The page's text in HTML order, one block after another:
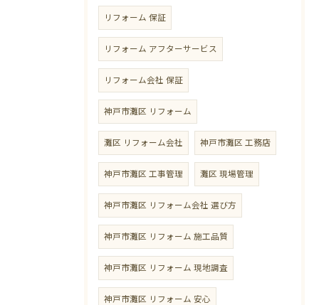
リフォーム 保証
リフォーム アフターサービス
リフォーム会社 保証
神戸市灘区 リフォーム
灘区 リフォーム会社 神戸市灘区 工務店
神戸市灘区 工事管理 灘区 現場管理
神戸市灘区 リフォーム会社 選び方
神戸市灘区 リフォーム 施工品質
神戸市灘区 リフォーム 現地調査
神戸市灘区 リフォーム 安心